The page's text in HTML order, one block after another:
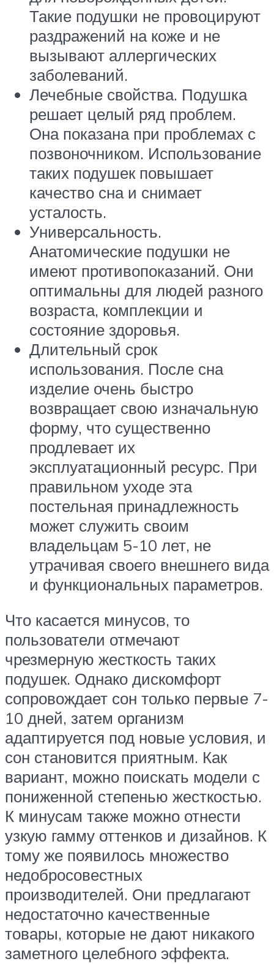
Такие подушки не провоцируют
раздражений на коже и не
вызывают аллергических
заболеваний.
Лечебные свойства. Подушка
решает целый ряд проблем.
Она показана при проблемах с
позвоночником. Использование
таких подушек повышает
качество сна и снимает
усталость.
Универсальность.
Анатомические подушки не
имеют противопоказаний. Они
оптимальны для людей разного
возраста, комплекции и
состояние здоровья.
Длительный срок
использования. После сна
изделие очень быстро
возвращает свою изначальную
форму, что существенно
продлевает их
эксплуатационный ресурс. При
правильном уходе эта
постельная принадлежность
может служить своим
владельцам 5-10 лет, не
утрачивая своего внешнего вида
и функциональных параметров.
Что касается минусов, то
пользователи отмечают
чрезмерную жесткость таких
подушек. Однако дискомфорт
сопровождает сон только первые 7-
10 дней, затем организм
адаптируется под новые условия, и
сон становится приятным. Как
вариант, можно поискать модели с
пониженной степенью жесткостью.
К минусам также можно отнести
узкую гамму оттенков и дизайнов. К
тому же появилось множество
недобросовестных
производителей. Они предлагают
недостаточно качественные
товары, которые не дают никакого
заметного целебного эффекта.